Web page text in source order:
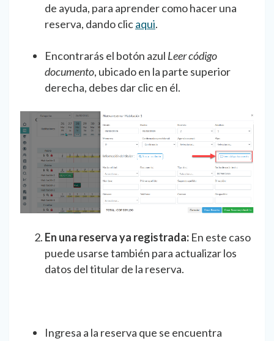
de ayuda, para aprender como hacer una
reserva, dando clicaqui.
Encontrarás el botón azul Leer código
documento, ubicado en la parte superior
derecha, debes dar clic en él.
En una reserva ya registrada: En este caso
puede usarse también para actualizar los
datos del titular de la reserva.
Ingresa a la reserva que se encuentra